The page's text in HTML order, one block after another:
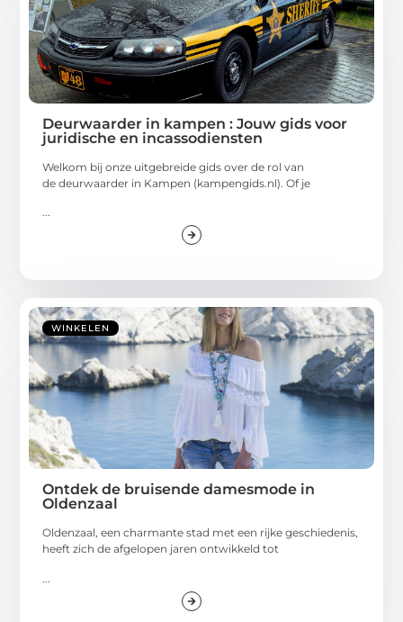
Deurwaarder in kampen : Jouw gids voor
juridische en incassodiensten
Welkom bij onze uitgebreide gids over de rol van
de deurwaarder in Kampen (kampengids.nl). Of je
...
WINKELEN
Ontdek de bruisende damesmode in
Oldenzaal
Oldenzaal, een charmante stad met een rijke geschiedenis,
heeft zich de afgelopen jaren ontwikkeld tot